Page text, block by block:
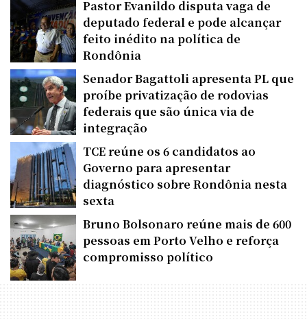
Pastor Evanildo disputa vaga de
deputado federal e pode alcançar
feito inédito na política de
Rondônia
Senador Bagattoli apresenta PL que
proíbe privatização de rodovias
federais que são única via de
integração
TCE reúne os 6 candidatos ao
Governo para apresentar
diagnóstico sobre Rondônia nesta
sexta
Bruno Bolsonaro reúne mais de 600
pessoas em Porto Velho e reforça
compromisso político